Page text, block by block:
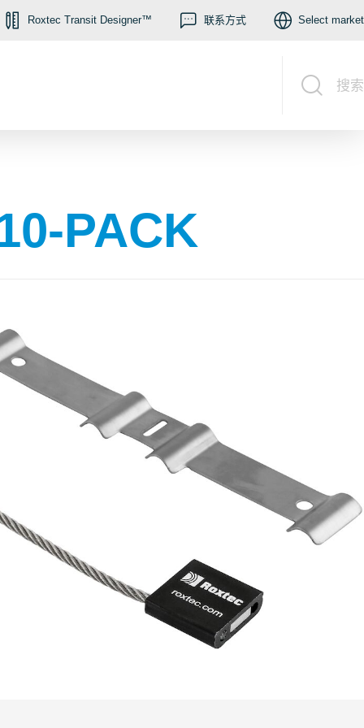
Roxtec Transit Designer™ 联系方式 Select market
搜索
PACK